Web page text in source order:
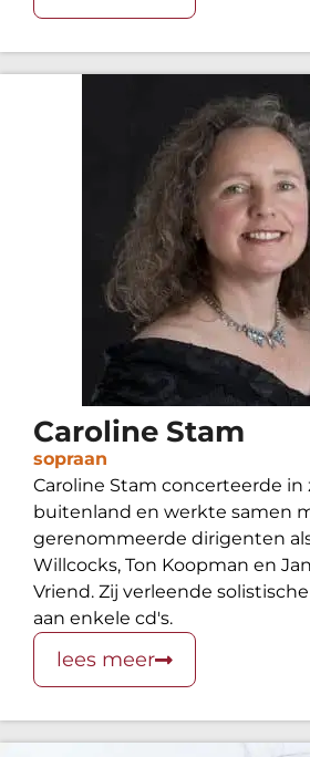
Caroline Stam
sopraan
Caroline Stam concerteerde in
buitenland en werkte samen
gerenommeerde dirigenten
Willcocks, Ton Koopman en
Vriend. Zij verleende
aan enkele cd's.
lees meer